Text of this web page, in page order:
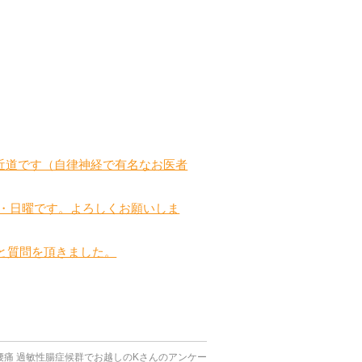
です（自律神経で有名なお医者
日曜です。よろしくお願いしま
問を頂きました。
痛 過敏性腸症候群でお越しのKさんのアンケー